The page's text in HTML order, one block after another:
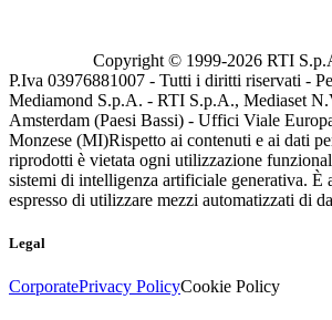
Copyright © 1999-2026 RTI
P.Iva 03976881007 - Tutti i diritti riservati -
Mediamond S.p.A. - RTI S.p.A., Mediaset
Amsterdam (Paesi Bassi) - Uffici Viale
Monzese (MI)Rispetto ai contenuti e ai dati
riprodotti è vietata ogni utilizzazione
sistemi di intelligenza artificiale generativa. È
espresso di utilizzare mezzi automatizzati di
Legal
CorporatePrivacy PolicyCookie Policy